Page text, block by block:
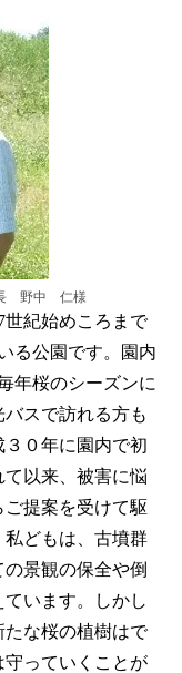
長 野中 仁様
世紀始めころまで
る公園です。園内
年桜のシーズンに
スで訪れる方も
０年に園内で初
以来、被害に悩
提案を受けて駆
私どもは、古墳群
景観の保全や倒
います。しかし
たな桜の植樹はで
守っていくことが